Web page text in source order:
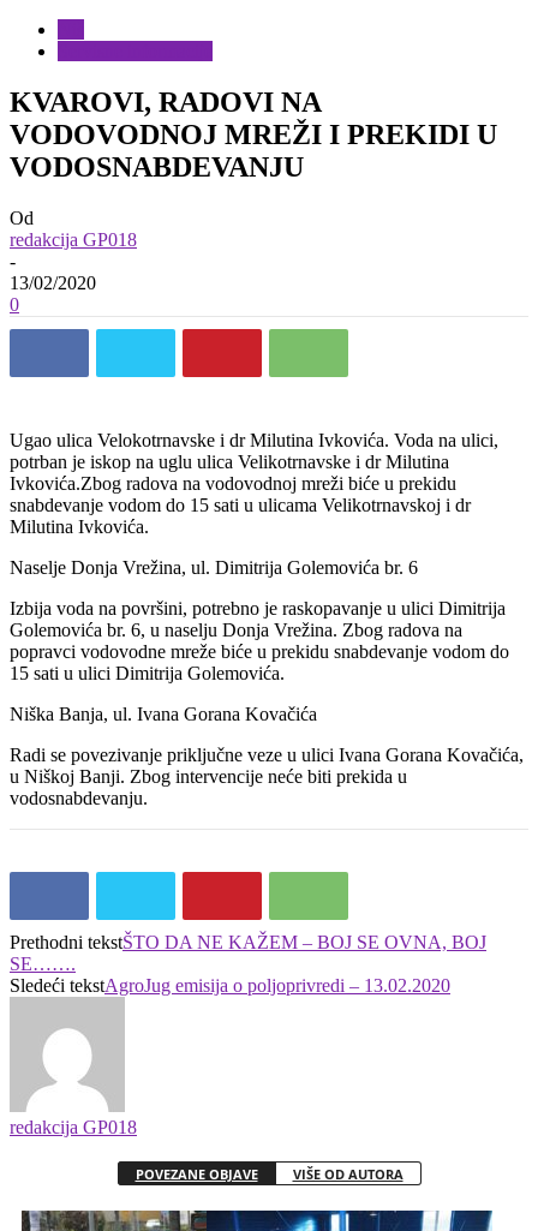
KVAROVI, RADOVI NA
VODOVODNOJ MREŽI I PREKIDI U
VODOSNABDEVANJU
Od
redakcija GP018
-
13/02/2020
0
Ugao ulica Velokotrnavske i dr Milutina Ivkovića. Voda na ulici,
potrban je iskop na uglu ulica Velikotrnavske i dr Milutina
Ivkovića.Zbog radova na vodovodnoj mreži biće u prekidu
snabdevanje vodom do 15 sati u ulicama Velikotrnavskoj i dr
Milutina Ivkovića.
Naselje Donja Vrežina, ul. Dimitrija Golemovića br. 6
Izbija voda na površini, potrebno je raskopavanje u ulici Dimitrija
Golemovića br. 6, u naselju Donja Vrežina. Zbog radova na
popravci vodovodne mreže biće u prekidu snabdevanje vodom do
15 sati u ulici Dimitrija Golemovića.
Niška Banja, ul. Ivana Gorana Kovačića
Radi se povezivanje priključne veze u ulici Ivana Gorana Kovačića,
u Niškoj Banji. Zbog intervencije neće biti prekida u
vodosnabdevanju.
Prethodni tekstŠTO DA NE KAŽEM – BOJ SE OVNA, BOJ
SE…….
Sledeći tekstAgroJug emisija o poljoprivredi – 13.02.2020
redakcija GP018
POVEZANE OBJAVE VIŠE OD AUTORA